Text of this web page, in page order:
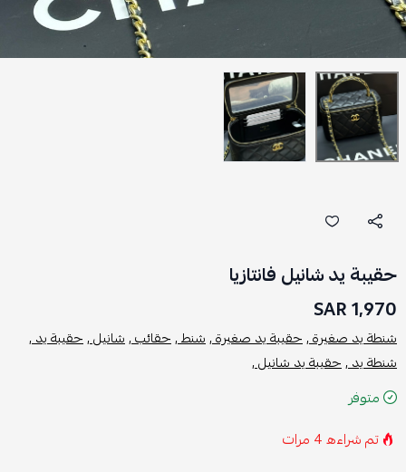
حقيبة يد شانيل فانتازيا
1,970 SAR
شنطة يد صغيرة ,حقيبة يد صغيرة ,شنط ,حقائب ,شانيل ,حقيبة يد ,
شنطة يد ,حقيبة يد شانيل ,
متوفر
تم شراءه4 مرات